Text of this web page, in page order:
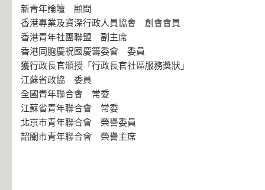
新青年論壇 顧問
香港專業及資深行政人員協會 創會會員
香港青年社團聯盟 副主席
香港同胞慶祝國慶籌委會 委員
獲行政長官頒授「行政長官社區服務獎狀」
江蘇省政協 委員
全國青年聯合會 常委
江蘇省青年聯合會 常委
北京市青年聯合會 榮譽委員
韶關市青年聯合會 榮譽主席